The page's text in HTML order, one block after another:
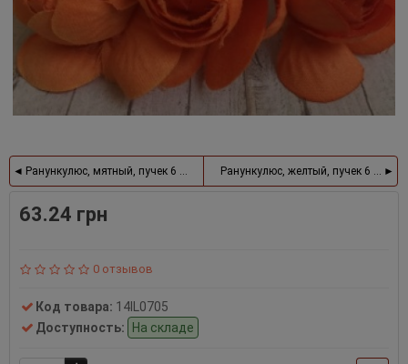
Ранункулюс, мятный, пучек 6 шт. Ранункулюс, желтый, пучек 6 шт.
63.24 грн
0 отзывов
Код товара: 14IL0705
Доступность:
На складе